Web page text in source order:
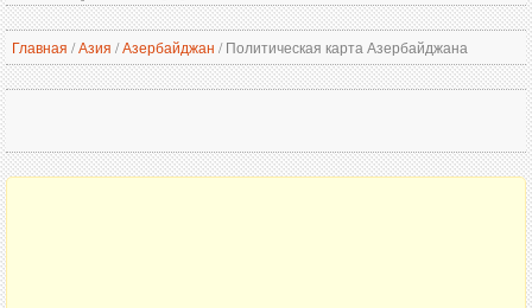
Главная /Азия /Азербайджан /Политическая карта Азербайджана